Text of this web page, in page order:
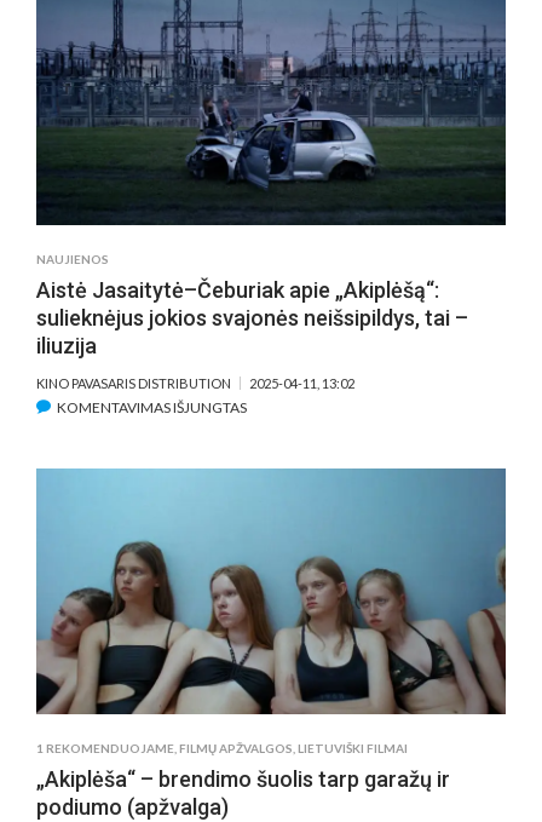
SAVO
EGO
IR
PILNAI
ATSIDUOTI
FILMUI“,
POKALBIS
MUZIKOS
KOMPOZITORIUMI
NAUJIENOS
Aistė Jasaitytė–Čeburiak apie „Akiplėšą“:
sulieknėjus jokios svajonės neišsipildys, tai –
iliuzija
KINO PAVASARIS DISTRIBUTION 2025-04-11, 13:02
KOMENTAVIMAS IŠJUNGTASĮRAŠE
SULIEKNĖJUS
JOKIOS
SVAJONĖS
NEIŠSIPILDYS,
TAI
ILIUZIJA
1 REKOMENDUOJAME FILMŲ APŽVALGOS LIETUVIŠKI FILMAI
„Akiplėša“ – brendimo šuolis tarp garažų ir
podiumo (apžvalga)